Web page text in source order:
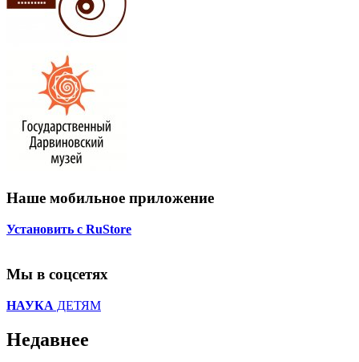
Наше мобильное приложение
Установить с RuStore
Мы в соцсетях
НАУКА ДЕТЯМ
Недавнее